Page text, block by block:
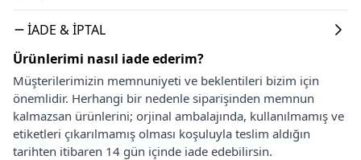
İADE & İPTAL
Ürünlerimi nasıl iade ederim?
Müşterilerimizin memnuniyeti ve beklentileri bizim için
önemlidir. Herhangi bir nedenle siparişinden memnun
kalmazsan ürünlerini; orjinal ambalajında, kullanılmamış ve
etiketleri çıkarılmamış olması koşuluyla teslim aldığın
tarihten itibaren 14 gün içinde iade edebilirsin.